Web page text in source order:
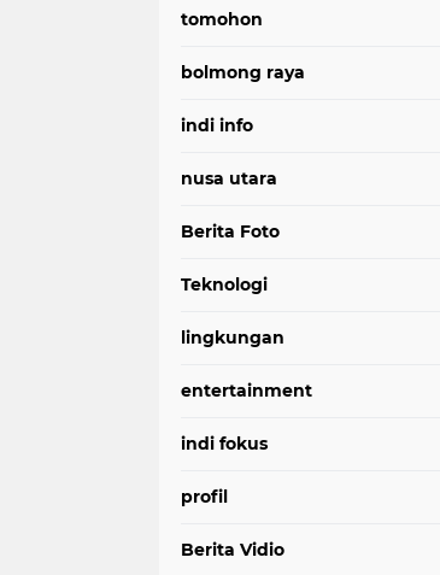
tomohon
bolmong raya
indi info
nusa utara
Berita Foto
Teknologi
lingkungan
entertainment
indi fokus
profil
Berita Vidio